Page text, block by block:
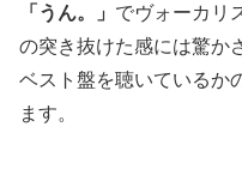
「うん。」 でヴォーカリ
の突き抜けた感には驚か
ベスト盤を聴いているか
ます。